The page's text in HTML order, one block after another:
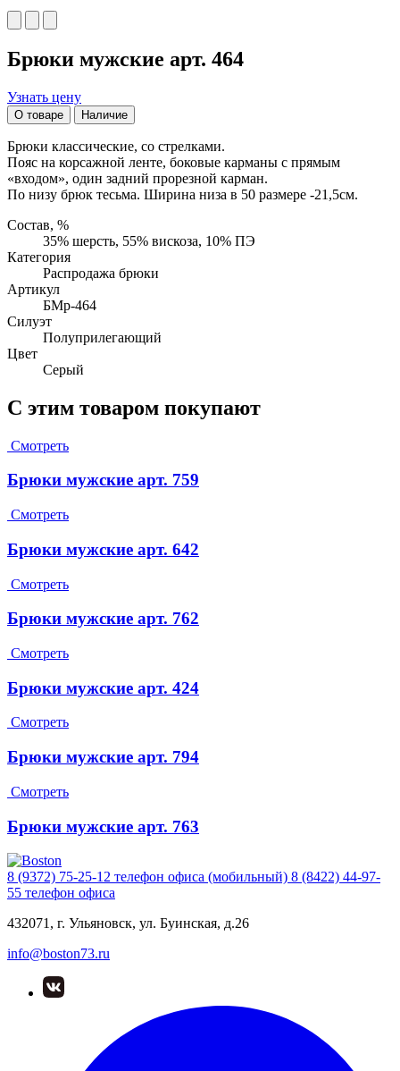
Брюки мужские арт. 464
Узнать цену
О товаре Наличие
Брюки классические, со стрелками.
Пояс на корсажной ленте, боковые карманы с прямым
«входом», один задний прорезной карман.
По низу брюк тесьма. Ширина низа в 50 размере -21,5см.
Состав, %
35% шерсть, 55% вискоза, 10% ПЭ
Категория
Распродажа брюки
Артикул
БМр-464
Силуэт
Полуприлегающий
Цвет
Серый
С этим товаром покупают
Смотреть
Брюки мужские арт. 759
Смотреть
Брюки мужские арт. 642
Смотреть
Брюки мужские арт. 762
Смотреть
Брюки мужские арт. 424
Смотреть
Брюки мужские арт. 794
Смотреть
Брюки мужские арт. 763
8 (9372) 75-25-12 телефон офиса (мобильный) 8 (8422) 44-97-
55 телефон офиса
432071, г. Ульяновск, ул. Буинская, д.26
info@boston73.ru